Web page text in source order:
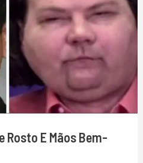
Rosto E Mãos Bem-